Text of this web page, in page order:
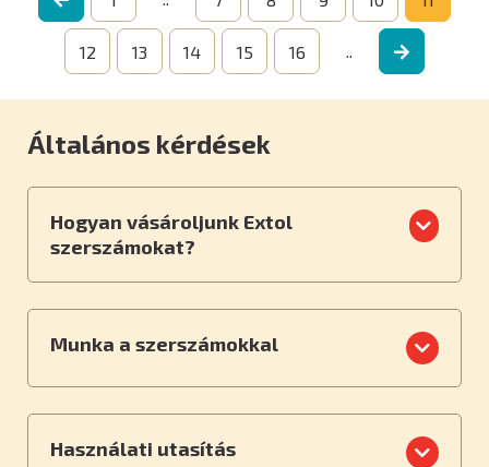
Általános kérdések
Hogyan vásároljunk Extol
szerszámokat?
Munka a szerszámokkal
Használati utasítás
12 13 14 15 16 ..